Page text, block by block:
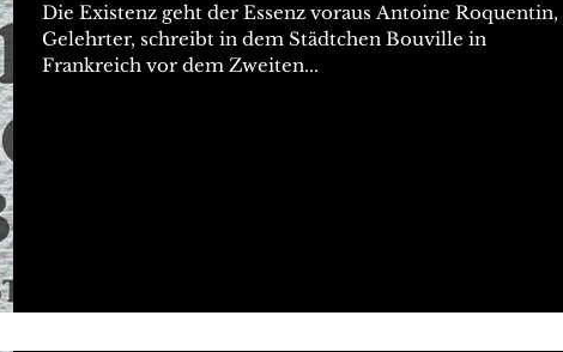
Die Existenz geht der Essenz voraus Antoine Roquentin,
Gelehrter, schreibt in dem Städtchen Bouville in
Frankreich vor dem Zweiten...